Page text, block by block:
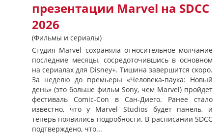
презентации Marvel на SDCC
2026
(Фильмы и сериалы)
Студия Marvel сохраняла относительное молчание
последние месяцы, сосредоточившись в основном
на сериалах для Disney+. Тишина завершится скоро.
За неделю до премьеры «Человека-паука: Новый
день» (это больше фильм Sony, чем Marvel) пройдет
фестиваль Comic-Con в Сан-Диего. Ранее стало
известно, что у Marvel Studios будет панель, и
теперь появились подробности. В расписании SDCC
подтверждено, что...